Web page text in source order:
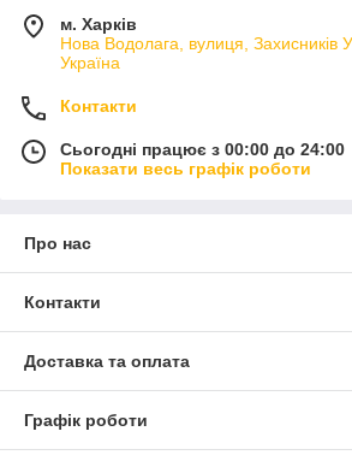
м. Харків
Нова Водолага, вулиця, Захисників
Україна
Контакти
Сьогодні працює з 00:00 до 24:00
Показати весь графік роботи
Про нас
Контакти
Доставка та оплата
Графік роботи